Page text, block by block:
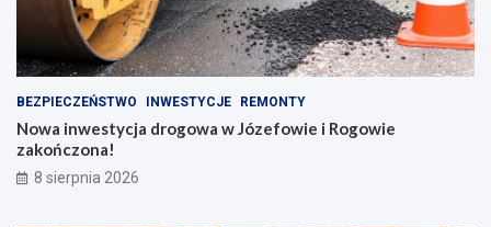
BEZPIECZEŃSTWO INWESTYCJE REMONTY
Nowa inwestycja drogowa w Józefowie i Rogowie
zakończona!
8 sierpnia 2026